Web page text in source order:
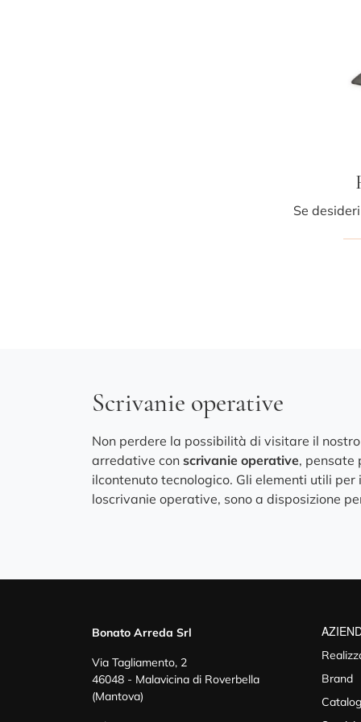
Scrivanie operative
Non perdere la possibilità di visitare il
arredative con scrivanie operative, pensate
ilcontenuto tecnologico. Gli elementi utili
loscrivanie operative, sono a disposizione
Bonato Arreda Srl
Via Tagliamento, 2
46048 - Malavicina di Roverbella
(Mantova)
Brand